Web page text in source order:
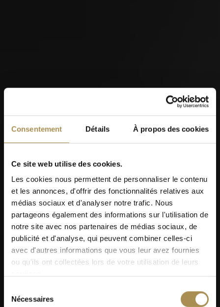
Consentement Détails À propos des cookies
Ce site web utilise des cookies.
Les cookies nous permettent de personnaliser le contenu
et les annonces, d'offrir des fonctionnalités relatives aux
médias sociaux et d'analyser notre trafic. Nous
partageons également des informations sur l'utilisation de
notre site avec nos partenaires de médias sociaux, de
publicité et d'analyse, qui peuvent combiner celles-ci
avec d'autres informations que vous leur avez fournies
ou qu'ils ont collectées lors de votre utilisation de leurs
Nécessaires